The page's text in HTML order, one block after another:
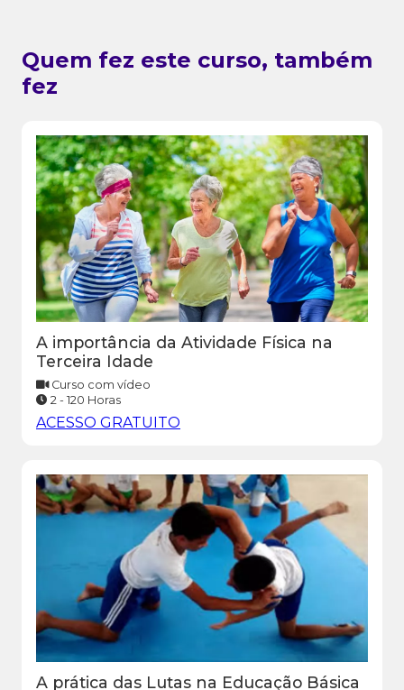
Quem fez este curso, também
fez
A importância da Atividade Física na
Terceira Idade
Curso com vídeo
2 - 120 Horas
ACESSO GRATUITO
A prática das Lutas na Educação Básica